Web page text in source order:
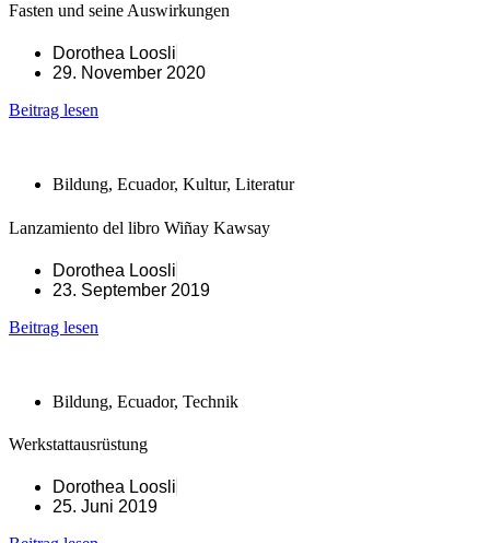
Fasten und seine Auswirkungen
Dorothea Loosli
29. November 2020
Beitrag lesen
Bildung, Ecuador, Kultur, Literatur
Lanzamiento del libro Wiñay Kawsay
Dorothea Loosli
23. September 2019
Beitrag lesen
Bildung, Ecuador, Technik
Werkstattausrüstung
Dorothea Loosli
25. Juni 2019